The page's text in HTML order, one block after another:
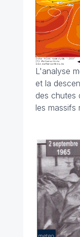
L'analyse
et la
des chutes
les massifs